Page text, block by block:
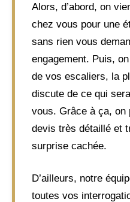
Alors, d’abord, on
chez vous pour une
sans rien vous
engagement. Puis,
de vos escaliers, la
discute de ce qui
vous. Grâce à ça, on
devis très détaillé et
surprise cachée.
D’ailleurs, notre
toutes vos